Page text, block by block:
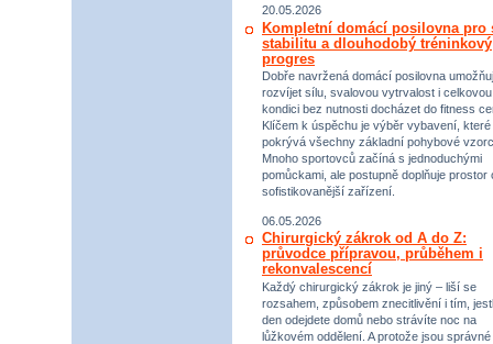
20.05.2026
Kompletní domácí posilovna pro
stabilitu a dlouhodobý tréninkový
progres
Dobře navržená domácí posilovna
rozvíjet sílu, svalovou vytrvalost i celkovou
kondici bez nutnosti docházet do fitness
Klíčem k úspěchu je výběr vybavení, které
pokrývá všechny základní pohybové
Mnoho sportovců začíná s jednoduchými
pomůckami, ale postupně doplňuje prostor
sofistikovanější zařízení.
06.05.2026
Chirurgický zákrok od A do Z:
průvodce přípravou, průběhem i
rekonvalescencí
Každý chirurgický zákrok je jiný – liší se
rozsahem, způsobem znecitlivění i tím,
den odejdete domů nebo strávíte noc na
lůžkovém oddělení. A protože jsou správné